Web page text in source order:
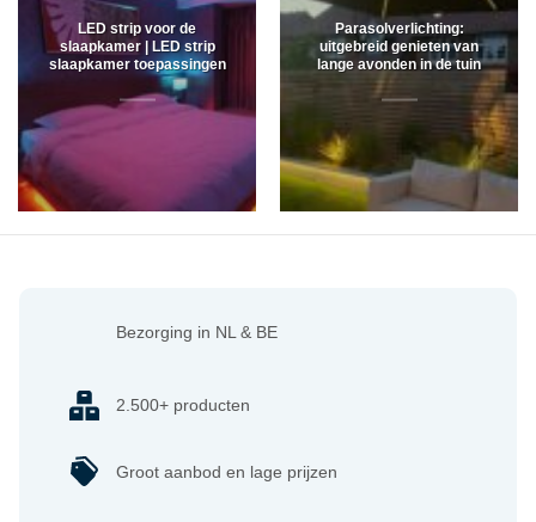
LED strip voor de
slaapkamer | LED strip
slaapkamer toepassingen
Parasolverlichting:
uitgebreid genieten van
lange avonden in de tuin
Bezorging in NL & BE
2.500+ producten
Groot aanbod en lage prijzen